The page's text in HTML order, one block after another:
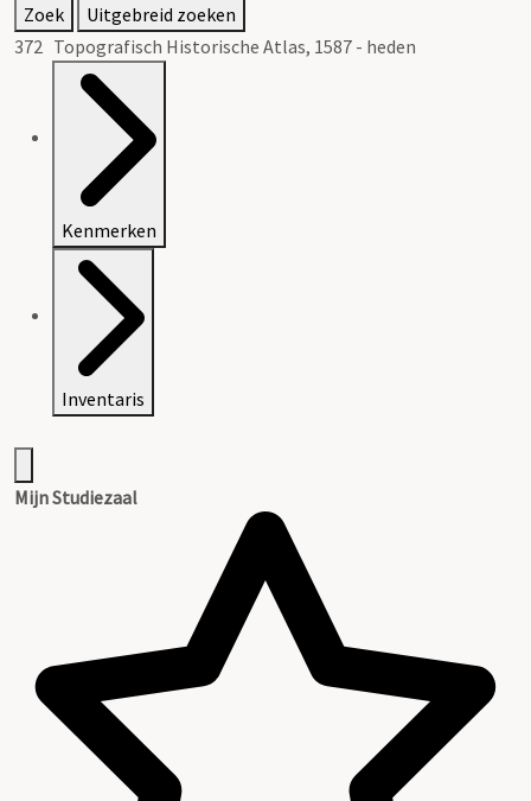
Zoek
Uitgebreid zoeken
372 Topografisch Historische Atlas, 1587 - heden
Kenmerken
Inventaris
Mijn Studiezaal